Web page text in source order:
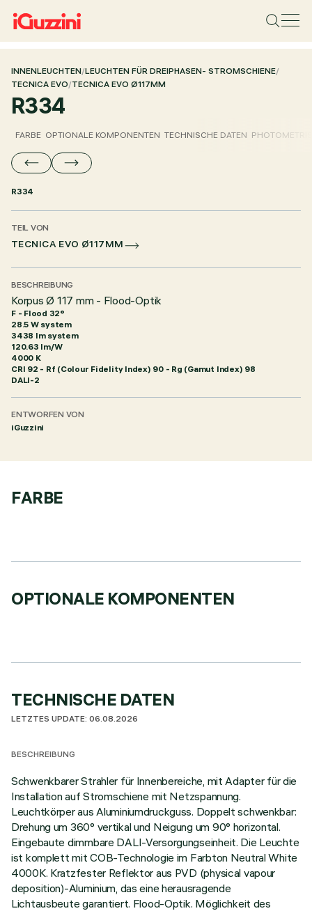
INNENLEUCHTEN/LEUCHTEN FÜR DREIPHASEN- STROMSCHIENE/
TECNICA EVO/TECNICA EVO Ø117MM
R334
FARBE OPTIONALE KOMPONENTEN TECHNISCHE DATEN
R334
TEIL VON
TECNICA EVO Ø117MM
BESCHREIBUNG
Korpus Ø 117 mm - Flood-Optik
F - Flood 32°
28.5 W system
3438 lm system
120.63 lm/W
4000 K
CRI 92 - Rf (Colour Fidelity Index) 90 - Rg (Gamut Index) 98
DALI-2
ENTWORFEN VON
iGuzzini
FARBE
OPTIONALE KOMPONENTEN
TECHNISCHE DATEN
LETZTES UPDATE: 06.08.2026
BESCHREIBUNG
Schwenkbarer Strahler für Innenbereiche, mit Adapter für die
Installation auf Stromschiene mit Netzspannung.
Leuchtkörper aus Aluminiumdruckguss. Doppelt schwenkbar:
Drehung um 360° vertikal und Neigung um 90° horizontal.
Eingebaute dimmbare DALI-Versorgungseinheit. Die Leuchte
ist komplett mit COB-Technologie im Farbton Neutral White
4000K. Kratzfester Reflektor aus PVD (physical vapour
deposition)-Aluminium, das eine herausragende
Lichtausbeute garantiert. Flood-Optik. Möglichkeit des